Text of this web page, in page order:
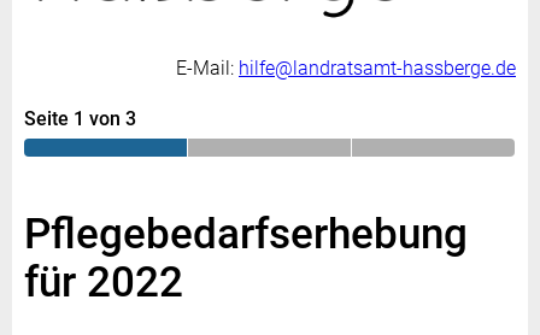
E-Mail: hilfe@landratsamt-hassberge.de
Seite 1 von 3
Pflegebedarfserhebung
für 2022